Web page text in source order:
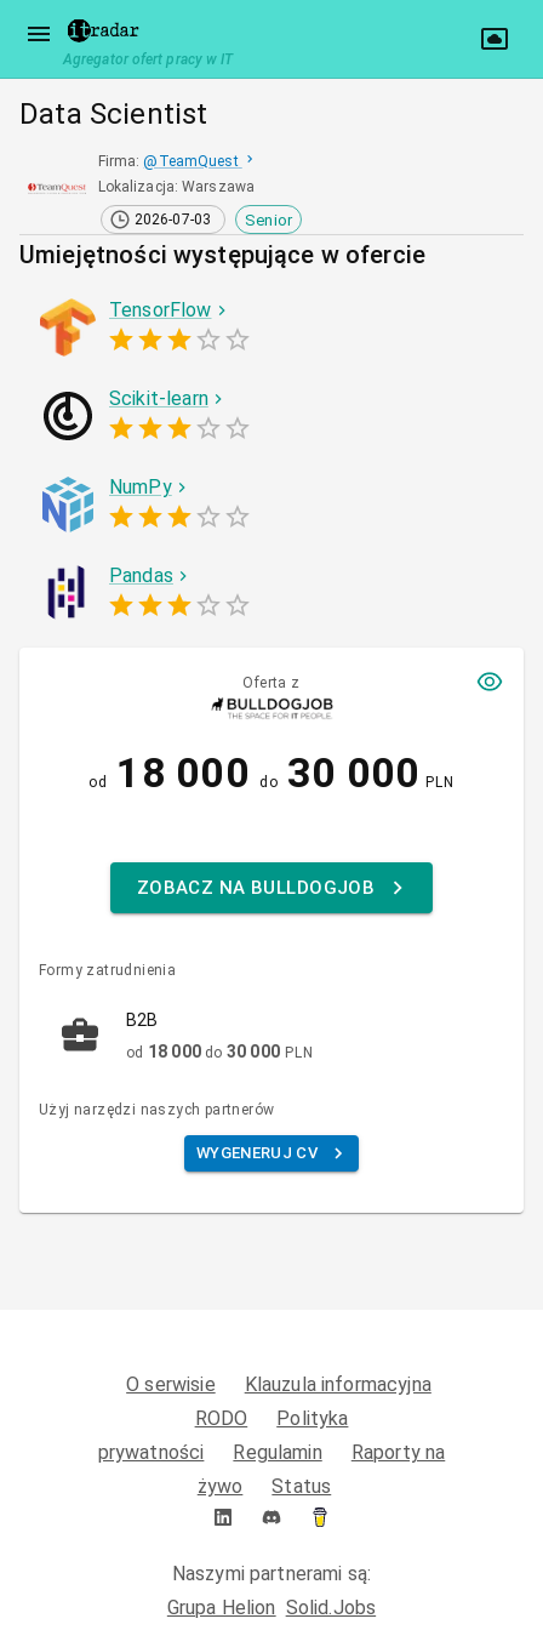
Agregator ofert pracy w IT
Data Scientist
Firma: @ TeamQuest
Lokalizacja:Warszawa
2026-07-03
Senior
Umiejętności występujące w ofercie
TensorFlow
Scikit-learn
NumPy
Pandas
Oferta z
od 18 000 do 30 000 PLN
ZOBACZ NA BULLDOGJOB
Formy zatrudnienia
B2B
od 18 000 do 30 000 PLN
Użyj narzędzi naszych partnerów
WYGENERUJ CV
O serwisie
Klauzula informacyjna
RODO
Polityka
prywatności
Regulamin
Raporty na
żywo
Status
Naszymi partnerami są:
Grupa Helion Solid.Jobs